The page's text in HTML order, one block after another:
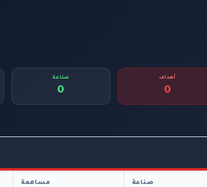
أهداف
0
صناعة
0
صناعة مساهمة